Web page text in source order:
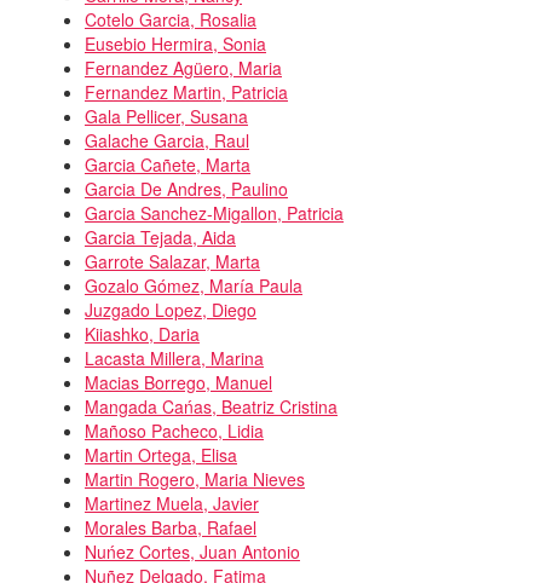
Cotelo Garcia, Rosalia
Eusebio Hermira, Sonia
Fernandez Agüero, Maria
Fernandez Martin, Patricia
Gala Pellicer, Susana
Galache Garcia, Raul
Garcia Cañete, Marta
Garcia De Andres, Paulino
Garcia Sanchez-Migallon, Patricia
Garcia Tejada, Aida
Garrote Salazar, Marta
Gozalo Gómez, María Paula
Juzgado Lopez, Diego
Kiiashko, Daria
Lacasta Millera, Marina
Macias Borrego, Manuel
Mangada Cańas, Beatriz Cristina
Mañoso Pacheco, Lidia
Martin Ortega, Elisa
Martin Rogero, Maria Nieves
Martinez Muela, Javier
Morales Barba, Rafael
Nuńez Cortes, Juan Antonio
Nuñez Delgado, Fatima